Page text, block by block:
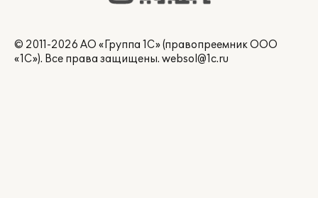
© 2011-2026 АО «Группа 1С» (правопреемник ООО
«1С»). Все права защищены. websol@1c.ru